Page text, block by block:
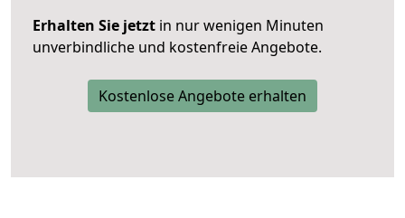
Erhalten Sie jetzt in nur wenigen Minuten
unverbindliche und kostenfreie Angebote.
Kostenlose Angebote erhalten